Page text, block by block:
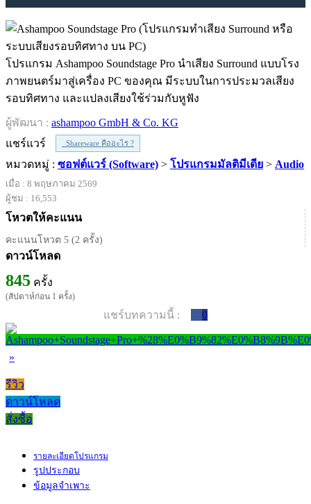
โปรแกรม Ashampoo Soundstage Pro นำเสียง Surround แบบโรง
ภาพยนตร์มาสู่เครื่อง PC ของคุณ มีระบบในการประมวลเสียง
รอบทิศทาง และแปลงเสียงใช้ร่วมกับหูฟัง
ผู้พัฒนา : ashampoo GmbH & Co. KG
แชร์แวร์
Shareware คืออะไร ?
หมวดหมู่ : ซอฟต์แวร์ (Software) > โปรแกรมมัลติมีเดีย > Audio
เมื่อ : 8 พฤษภาคม 2569
ผู้ชม : 16,553
โหวตให้คะแนน
คะแนนโหวต 5 (2 ครั้ง)
ดาวน์โหลด
845 ครั้ง
(สัปดาห์ก่อน 1 ครั้ง)
แชร์บทความนี้ : 0
»
รีวิว
ดาวน์โหลด
สั่งซื้อ
รายละเอียดโปรแกรม
รูปประกอบ
ข้อมูลจำเพาะ